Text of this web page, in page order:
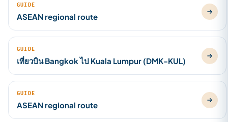
GUIDE
ASEAN regional route
GUIDE
เที่ยวบิน Bangkok ไป Kuala Lumpur (DMK-KUL)
GUIDE
ASEAN regional route